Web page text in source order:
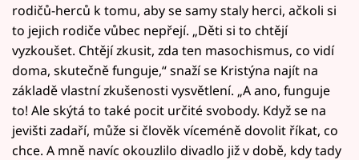
rodičů-herců k tomu, aby se samy staly herci, ačkoli si
to jejich rodiče vůbec nepřejí. „Děti si to chtějí
vyzkoušet. Chtějí zkusit, zda ten masochismus, co vidí
doma, skutečně funguje,“ snaží se Kristýna najít na
základě vlastní zkušenosti vysvětlení. „A ano, funguje
to! Ale skýtá to také pocit určité svobody. Když se na
jevišti zadaří, může si člověk víceméně dovolit říkat, co
chce. A mně navíc okouzlilo divadlo již v době, kdy tady